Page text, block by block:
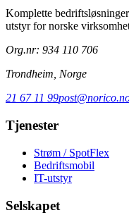
Komplette
utstyr for norske
Org.nr: 934 110 706
Trondheim, Norge
21 67 11 99
Tjenester
Strøm / SpotFlex
Bedriftsmobil
IT-utstyr
Selskapet